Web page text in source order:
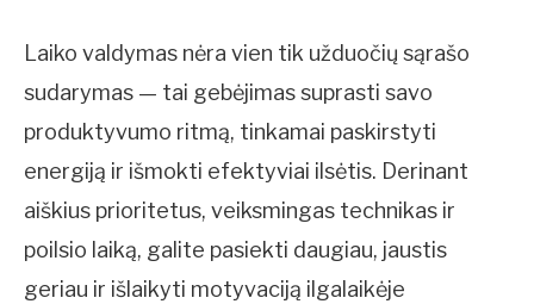
Laiko valdymas nėra vien tik užduočių sąrašo
sudarymas — tai gebėjimas suprasti savo
produktyvumo ritmą, tinkamai paskirstyti
energiją ir išmokti efektyviai ilsėtis. Derinant
aiškius prioritetus, veiksmingas technikas ir
poilsio laiką, galite pasiekti daugiau, jaustis
geriau ir išlaikyti motyvaciją ilgalaikėje